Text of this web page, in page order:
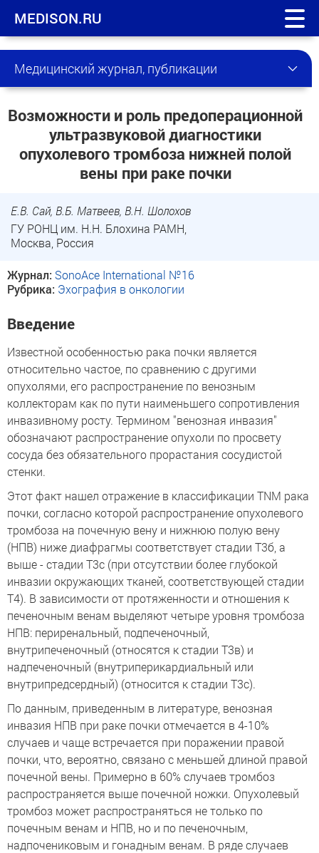
MEDISON.RU
Медицинский журнал, публикации
Возможности и роль предоперационной
ультразвуковой диагностики
опухолевого тромбоза нижней полой
вены при раке почки
Е.В. Сай, В.Б. Матвеев, В.Н. Шолохов
ГУ РОНЦ им. Н.Н. Блохина РАМН,
Москва, Россия
Журнал: SonoAce International №16
Рубрика: Эхография в онкологии
Введение
Известной особенностью рака почки является
относительно частое, по сравнению с другими
опухолями, его распространение по венозным
коллекторам как по пути наименьшего сопротивления
инвазивному росту. Термином "венозная инвазия"
обозначают распространение опухоли по просвету
сосуда без обязательного прорастания сосудистой
стенки.
Этот факт нашел отражение в классификации TNM рака
почки, согласно которой распространение опухолевого
тромбоза на почечную вену и нижнюю полую вену
(НПВ) ниже диафрагмы соответствует стадии Т3б, а
выше - стадии Т3с (при отсутствии более глубокой
инвазии окружающих тканей, соответствующей стадии
Т4). В зависимости от протяженности и отношения к
печеночным венам выделяют четыре уровня тромбоза
НПВ: периренальный, подпеченочный,
внутрипеченочный (относятся к стадии Т3в) и
надпеченочный (внутриперикардиальный или
внутрипредсердный) (относится к стадии Т3с).
По данным, приведенным в литературе, венозная
инвазия НПВ при раке почки отмечается в 4-10%
случаев и чаще встречается при поражении правой
почки, что, вероятно, связано с меньшей длиной правой
почечной вены. Примерно в 60% случаев тромбоз
распространяется выше почечной ножки. Опухолевый
тромбоз может распространяться не только по
почечным венам и НПВ, но и по печеночным,
надпочениковым и гонадным венам. В ряде случаев